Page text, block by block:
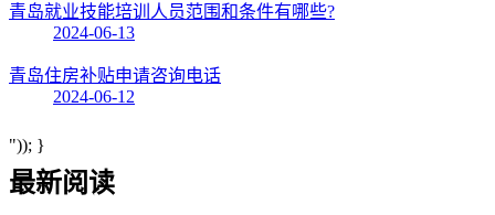
青岛就业技能培训人员范围和条件有哪些?
2024-06-13
青岛住房补贴申请咨询电话
2024-06-12
")); }
最新阅读